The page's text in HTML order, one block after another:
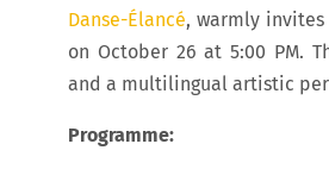
Danse-Élancé, warmly
on October 26 at 5:00 PM.
and a multilingual artistic
Programme: